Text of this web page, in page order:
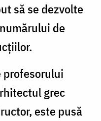
să se dezvolte
de
grec
este pusă